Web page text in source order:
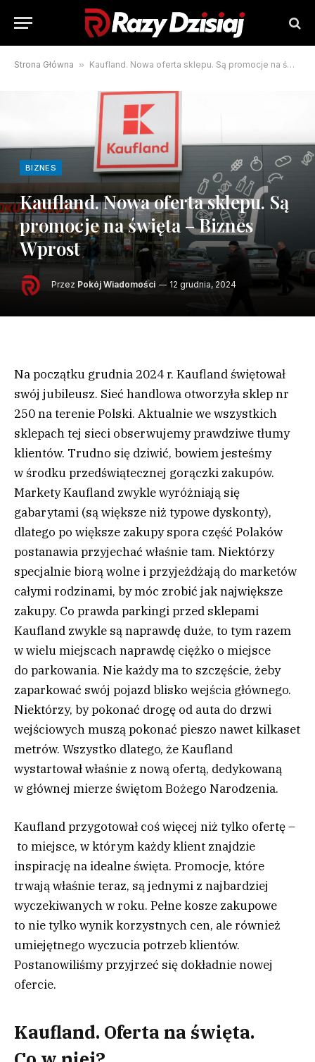
Strona Główna » Kaufland. Nowa oferta sklepu. Są promocje na święta – Biznes Wprost
BIZNES
Kaufland. Nowa oferta sklepu. Są
promocje na święta – Biznes
Wprost
Przez Pokój Wiadomości 12 grudnia, 2024
Na początku grudnia 2024 r. Kaufland świętował
swój jubileusz. Sieć handlowa otworzyła sklep nr
250 na terenie Polski. Aktualnie we wszystkich
sklepach tej sieci obserwujemy prawdziwe tłumy
klientów. Trudno się dziwić, bowiem jesteśmy
w środku przedświątecznej gorączki zakupów.
Markety Kaufland zwykle wyróżniają się
gabarytami (są większe niż typowe dyskonty),
dlatego po większe zakupy spora część Polaków
postanawia przyjechać właśnie tam. Niektórzy
specjalnie biorą wolne i przyjeżdżają do marketów
całymi rodzinami, by móc zrobić jak największe
zakupy. Co prawda parkingi przed sklepami
Kaufland zwykle są naprawdę duże, to tym razem
w wielu miejscach naprawdę ciężko o miejsce
do parkowania. Nie każdy ma to szczęście, żeby
zaparkować swój pojazd blisko wejścia głównego.
Niektórzy, by pokonać drogę od auta do drzwi
wejściowych muszą pokonać pieszo nawet kilkaset
metrów. Wszystko dlatego, że Kaufland
wystartował właśnie z nową ofertą, dedykowaną
w głównej mierze świętom Bożego Narodzenia.
Kaufland przygotował coś więcej niż tylko ofertę –
to miejsce, w którym każdy klient znajdzie
inspirację na idealne święta. Promocje, które
trwają właśnie teraz, są jednymi z najbardziej
wyczekiwanych w roku. Pełne kosze zakupowe
to nie tylko wynik korzystnych cen, ale również
umiejętnego wyczucia potrzeb klientów.
Postanowiliśmy przyjrzeć się dokładnie nowej
ofercie.
Kaufland. Oferta na święta.